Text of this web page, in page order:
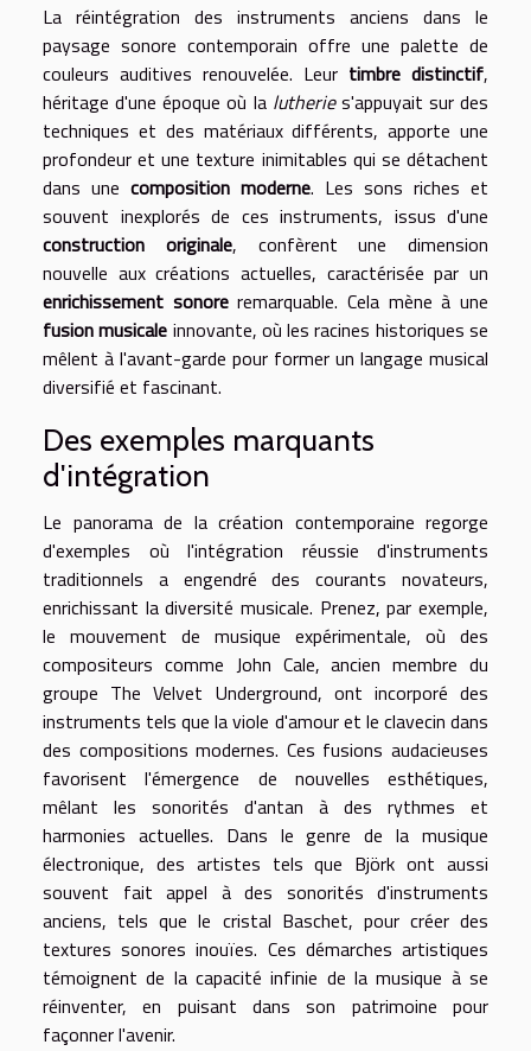
La réintégration des instruments anciens dans le
paysage sonore contemporain offre une palette de
couleurs auditives renouvelée. Leur timbre distinctif,
héritage d'une époque où la lutheries'appuyait sur des
techniques et des matériaux différents, apporte une
profondeur et une texture inimitables qui se détachent
dans une composition moderne. Les sons riches et
souvent inexplorés de ces instruments, issus d'une
construction originale, confèrent une dimension
nouvelle aux créations actuelles, caractérisée par un
enrichissement sonoreremarquable. Cela mène à une
fusion musicale innovante, où les racines historiques se
mêlent à l'avant-garde pour former un langage musical
diversifié et fascinant.
Des exemples marquants
d'intégration
Le panorama de la création contemporaine regorge
d'exemples où l'intégration réussie d'instruments
traditionnels a engendré des courants novateurs,
enrichissant la diversité musicale. Prenez, par exemple,
le mouvement de musique expérimentale, où des
compositeurs comme John Cale, ancien membre du
groupe The Velvet Underground, ont incorporé des
instruments tels que la viole d'amour et le clavecin dans
des compositions modernes. Ces fusions audacieuses
favorisent l'émergence de nouvelles esthétiques,
mêlant les sonorités d'antan à des rythmes et
harmonies actuelles. Dans le genre de la musique
électronique, des artistes tels que Björk ont aussi
souvent fait appel à des sonorités d'instruments
anciens, tels que le cristal Baschet, pour créer des
textures sonores inouïes. Ces démarches artistiques
témoignent de la capacité infinie de la musique à se
réinventer, en puisant dans son patrimoine pour
façonner l'avenir.